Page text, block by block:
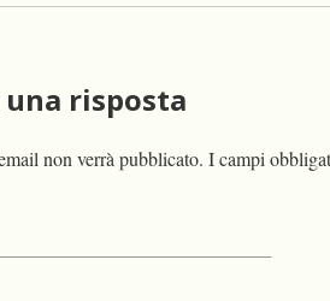
una risposta
non verrà pubblicato. I campi